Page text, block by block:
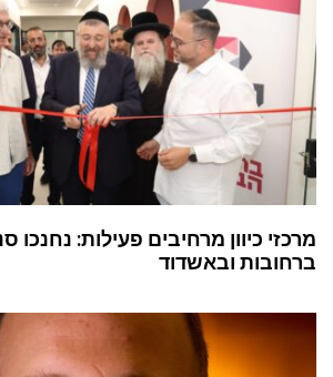
מרכזי כיוון מרחיבים פעילות: נחנכו
ברחובות ובאשדוד